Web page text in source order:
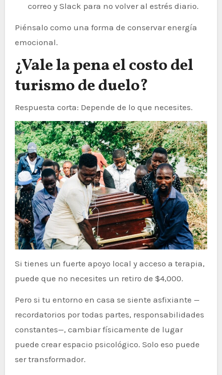
correo y Slack para no volver al estrés diario.
Piénsalo como una forma de conservar energía
emocional.
¿Vale la pena el costo del
turismo de duelo?
Respuesta corta: Depende de lo que necesites.
Si tienes un fuerte apoyo local y acceso a terapia,
puede que no necesites un retiro de $4,000.
Pero si tu entorno en casa se siente asfixiante —
recordatorios por todas partes, responsabilidades
constantes—, cambiar físicamente de lugar
puede crear espacio psicológico. Solo eso puede
ser transformador.